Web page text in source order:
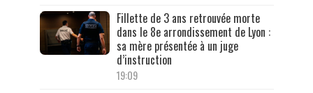
Fillette de 3 ans retrouvée morte
dans le 8e arrondissement de Lyon :
sa mère présentée à un juge
d’instruction
19:09